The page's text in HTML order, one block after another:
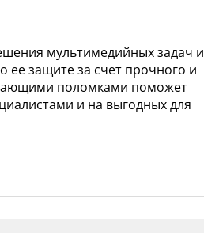
мультимедийных задач и
ее защите за счет прочного и
поломками поможет
и на выгодных для